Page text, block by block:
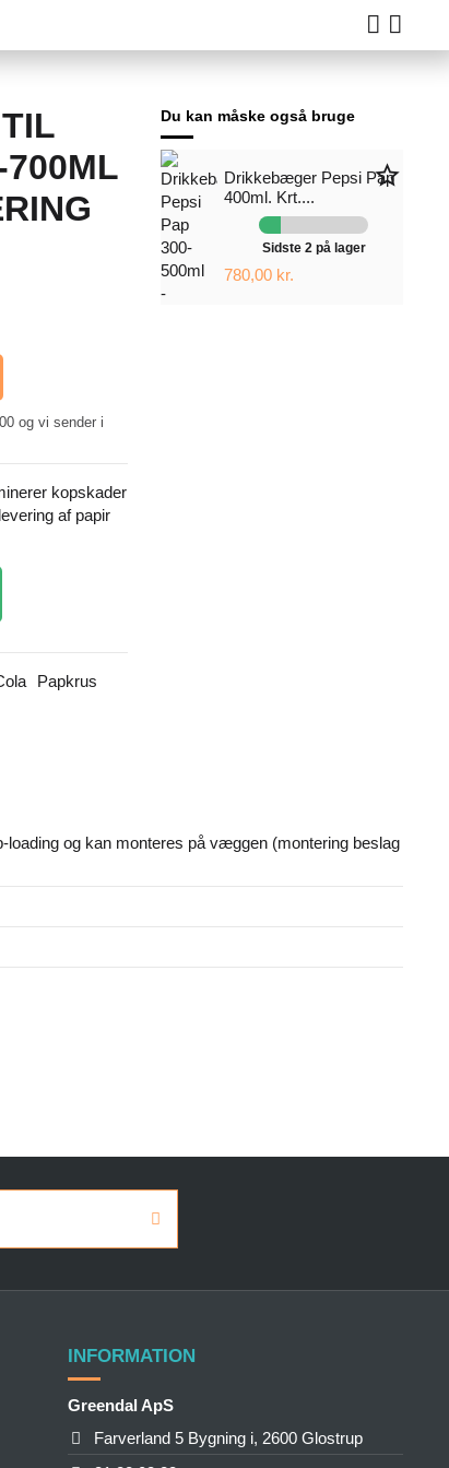
og vi sender i
kopskader
af papir
Papkrus
Du kan måske også bruge
Drikkebæger Pepsi Pap
400ml. Krt....
star_border
Sidste 2 på lager
780,00 kr.
loading og kan monteres på væggen (montering beslag
INFORMATION
Greendal ApS
Farverland 5 Bygning i, 2600 Glostrup